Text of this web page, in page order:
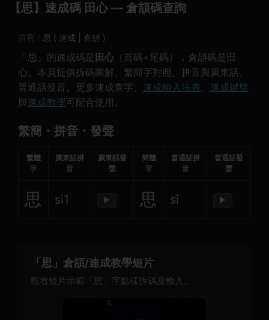
【思】速成碼 田心 — 倉頡碼查詢
首頁 思 ( 速成 | 倉頡 )
「思」的速成碼是 田心 （首碼+尾碼），倉頡碼是田
心。本頁提供拆碼圖解、繁簡字對照、拼音與廣東話、
普通話發音。更多速成查字、 速成輸入法表、 速成鍵盤
與速成教學可配合使用。
繁簡・拼音・發聲
繁體
字
廣東話拼
音
廣東話發
聲
簡體
字
普通話拼
音
普通話發
聲
思 si1 ▶ 思 sī ▶
「思」倉頡/速成教學短片
觀看短片示範「思」字點樣拆碼及輸入。